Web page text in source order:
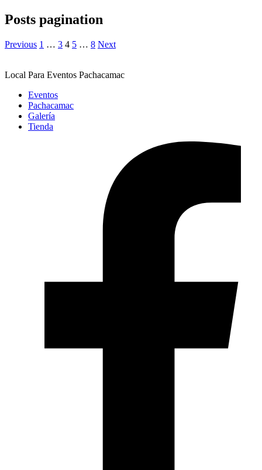
Posts pagination
Previous 1 … 3 4 5 … 8 Next
Local Para Eventos Pachacamac
Eventos
Pachacamac
Galería
Tienda